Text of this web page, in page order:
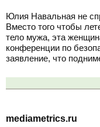
Юлия Навальная не
Вместо того чтобы
тело мужа, эта
конференции по
заявление, что
mediametrics.ru